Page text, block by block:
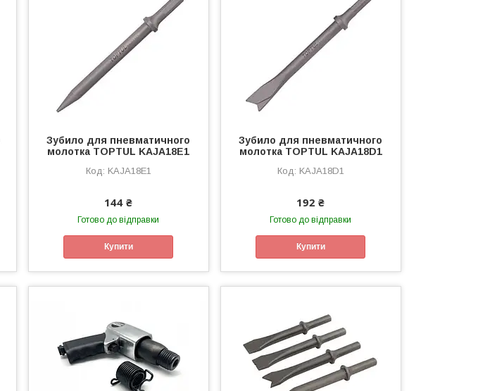
Зубило для пневматичного
молотка TOPTUL KAJA18E1
KAJA18E1
144 ₴
Готово до відправки
Купити
Зубило для пневматичного
молотка TOPTUL KAJA18D1
KAJA18D1
192 ₴
Готово до відправки
Купити